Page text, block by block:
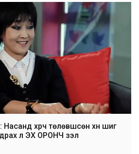
хүрч төлөвшсөн хүн шиг
л ЭХ ОРОНЧ үзэл